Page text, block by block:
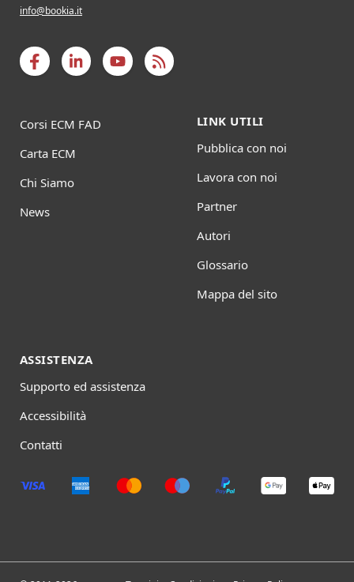
info@bookia.it
Corsi ECM FAD
Carta ECM
Chi Siamo
News
LINK UTILI
Pubblica con noi
Lavora con noi
Partner
Autori
Glossario
Mappa del sito
ASSISTENZA
Supporto ed assistenza
Accessibilità
Contatti